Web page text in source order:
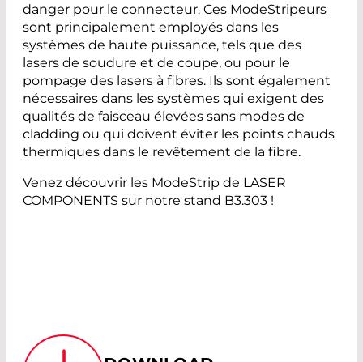
danger pour le connecteur. Ces ModeStripeurs
sont principalement employés dans les
systèmes de haute puissance, tels que des
lasers de soudure et de coupe, ou pour le
pompage des lasers à fibres. Ils sont également
nécessaires dans les systèmes qui exigent des
qualités de faisceau élevées sans modes de
cladding ou qui doivent éviter les points chauds
thermiques dans le revêtement de la fibre.
Venez découvrir les ModeStrip de LASER
COMPONENTS sur notre stand B3.303 !